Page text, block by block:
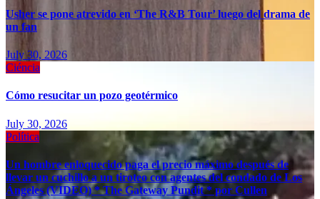
Usher se pone atrevido en ‘The R&B Tour’ luego del drama de
un fan
July 30, 2026
Ciéncia
Cómo resucitar un pozo geotérmico
July 30, 2026
Política
Un hombre enloquecido paga el precio máximo después de
llevar un cuchillo a un tiroteo con agentes del condado de Los
Ángeles (VIDEO) * The Gateway Pundit * por Cullen